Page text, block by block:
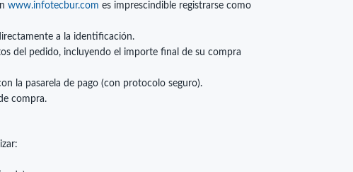
www.infotecbur.com es imprescindible registrarse como
a la identificación.
del pedido, incluyendo el importe final de su compra
la pasarela de pago (con protocolo seguro).
compra.